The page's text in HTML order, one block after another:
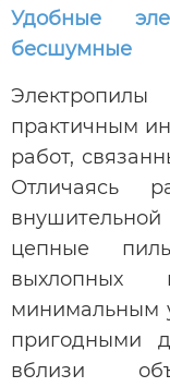
Удобные
бесшумные
практичным
работ,
Отличаясь
цепные
минимальным
пригодными
вблизи